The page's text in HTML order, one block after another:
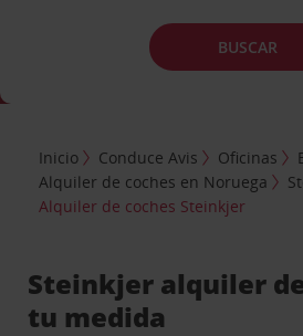
BUSCAR
Inicio Conduce Avis Oficinas
Alquiler de coches en Noruega
Alquiler de coches Steinkjer
Steinkjer alquiler
tu medida